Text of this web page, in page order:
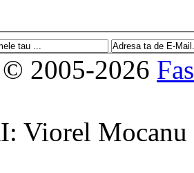
2005-2026
Viorel Mocanu